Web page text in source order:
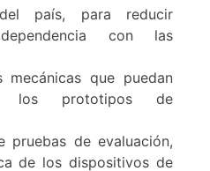
del país, para reducir
con las
mecánicas que puedan
los prototipos de
pruebas de evaluación,
de los dispositivos de